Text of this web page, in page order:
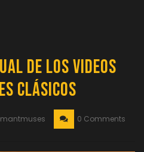
de los Videos
Clásicos
0 Comments